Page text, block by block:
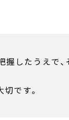
したうえで
です。